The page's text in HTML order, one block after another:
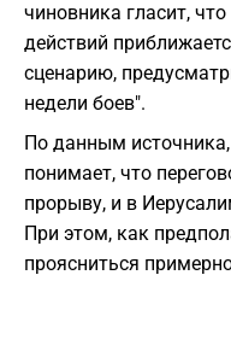
чиновника гласит,
действий
сценарию,
недели боев".
По данным
понимает, что
прорыву, и в
При этом, как
проясниться